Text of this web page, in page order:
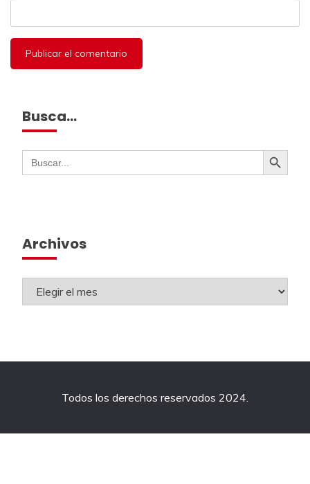
Busca…
Buscar: Botón de búsqueda
Archivos
Todos los derechos reservados 2024.